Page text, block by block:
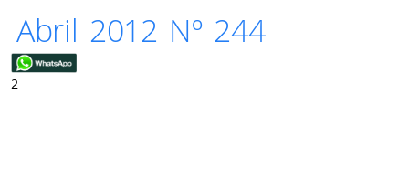
Abril 2012 Nº 244
2